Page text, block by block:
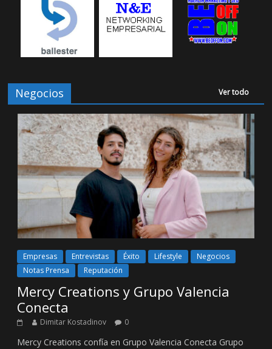
Negocios Ver todo
Empresas Entrevistas Éxito Lifestyle
Negocios
Notas Prensa
Reputación
Mercy Creations y Grupo Valencia
Conecta
Dimitar Kostadinov 0
Mercy Creations confía en Grupo Valencia Conecta Grupo